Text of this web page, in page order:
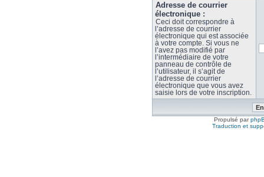
Adresse de courrier
électronique :
Ceci doit correspondre à
l’adresse de courrier
électronique qui est associée
à votre compte. Si vous ne
l’avez pas modifié par
l’intermédiaire de votre
panneau de contrôle de
l’utilisateur, il s’agit de
l’adresse de courrier
électronique que vous avez
saisie lors de votre inscription.
Propulsé par
Traduction et